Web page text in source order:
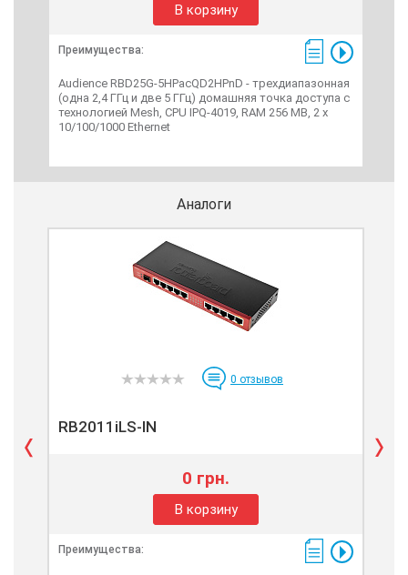
В корзину
Преимущества:
Audience RBD25G-5HPacQD2HPnD - трехдиапазонная
(одна 2,4 ГГц и две 5 ГГц) домашняя точка доступа с
технологией Mesh, CPU IPQ-4019, RAM 256 MB, 2 x
10/100/1000 Ethernet
Аналоги
0 отзывов
RB2011iLS-IN
0 грн.
В корзину
Преимущества: